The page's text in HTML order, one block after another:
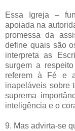
Essa Igreja –
apoiada na
promessa da
define quais são
interpreta as
surgem a
referem à Fé e
inapeláveis sobre
suprema
inteligência e o
9. Mas advirta-se